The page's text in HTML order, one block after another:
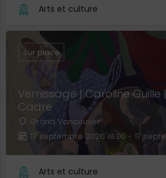
Arts et culture
Vernissage | Caroline Guille
Cadre
Grand Vancouver
17 septembre 2026 18:00 - 17
Sur place
Arts et culture